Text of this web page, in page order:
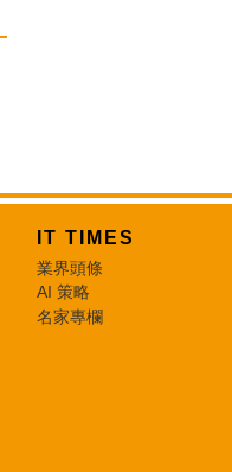
IT TIMES
業界頭條
AI 策略
名家專欄